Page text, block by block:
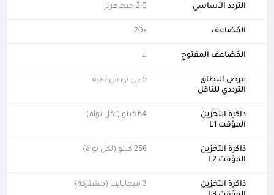
التردد الأساسي 2.0 جيجاهرتز
المُضاعف 20x
المُضاعف المفتوح لا
عرض النطاق
الترددي للناقل
5 جي تي في ثانية
ذاكرة التخزين
المؤقت L1
64 كيلو (لكل نواة)
ذاكرة التخزين
المؤقت L2
256 كيلو (لكل نواة)
ذاكرة التخزين